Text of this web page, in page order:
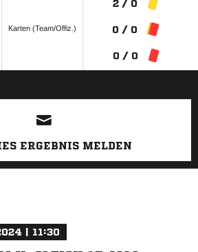
Karten (Team/Offiz.)
2 / 0
0 / 0
0 / 0
ANZEIGE
ERGEBNIS MELDEN
| 11:30